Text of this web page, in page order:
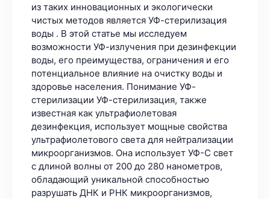
из таких инновационных и экологически
чистых методов является УФ-стерилизация
воды . В этой статье мы исследуем
возможности УФ-излучения при дезинфекции
воды, его преимущества, ограничения и его
потенциальное влияние на очистку воды и
здоровье населения. Понимание УФ-
стерилизации УФ-стерилизация, также
известная как ультрафиолетовая
дезинфекция, использует мощные свойства
ультрафиолетового света для нейтрализации
микроорганизмов. Она использует УФ-С свет
с длиной волны от 200 до 280 нанометров,
обладающий уникальной способностью
разрушать ДНК и РНК микроорганизмов,